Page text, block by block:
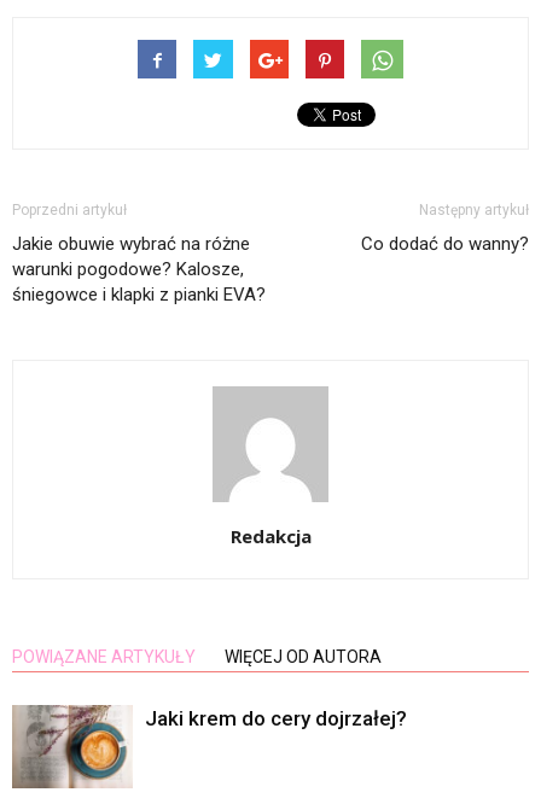
Poprzedni artykuł
Jakie obuwie wybrać na różne
warunki pogodowe? Kalosze,
śniegowce i klapki z pianki EVA?
Następny artykuł
Co dodać do wanny?
Redakcja
POWIĄZANE ARTYKUŁY WIĘCEJ OD AUTORA
Jaki krem do cery dojrzałej?